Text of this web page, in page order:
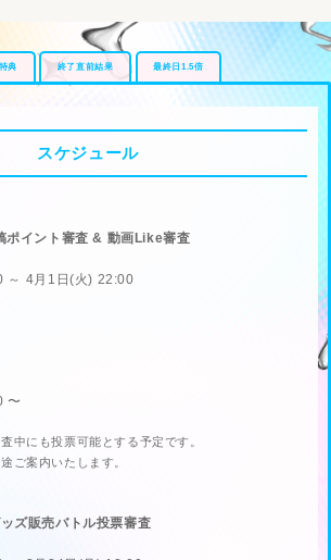
典 終了直前結果 最終日1.5倍
スケジュール
ポイント審査 & 動画Like審査
～ 4月1日(火) 22:00
〜
中にも投票可能とする予定です。
ご案内いたします。
ズ販売バトル投票審査